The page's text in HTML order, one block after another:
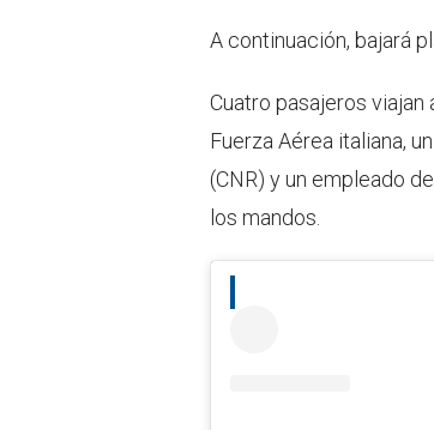
A continuación, bajará
Cuatro pasajeros viajan
Fuerza Aérea italiana,
(CNR) y un empleado de
los mandos.